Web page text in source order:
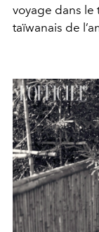
voyage dans
taïwanais de